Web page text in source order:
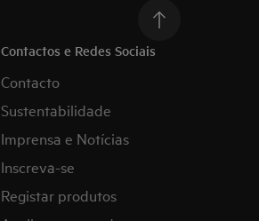
Contactos e Redes Sociais
Contacto
Sustentabilidade
Imprensa e Notícias
Inscreva-se
Registar produtos